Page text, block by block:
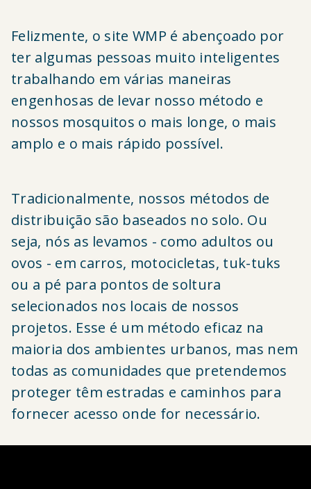
Felizmente, o site WMP é abençoado por
ter algumas pessoas muito inteligentes
trabalhando em várias maneiras
engenhosas de levar nosso método e
nossos mosquitos o mais longe, o mais
amplo e o mais rápido possível.
Tradicionalmente, nossos métodos de
distribuição são baseados no solo. Ou
seja, nós as levamos - como adultos ou
ovos - em carros, motocicletas, tuk-tuks
ou a pé para pontos de soltura
selecionados nos locais de nossos
projetos. Esse é um método eficaz na
maioria dos ambientes urbanos, mas nem
todas as comunidades que pretendemos
proteger têm estradas e caminhos para
fornecer acesso onde for necessário.